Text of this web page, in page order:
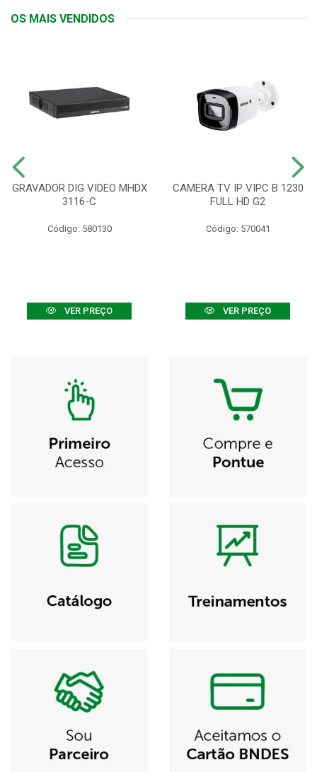
OS MAIS VENDIDOS
GRAVADOR DIG VIDEO MHDX
3116-C
Código: 580130
VER PREÇO
CAMERA TV IP VIPC B 1230
FULL HD G2
Código: 570041
VER PREÇO